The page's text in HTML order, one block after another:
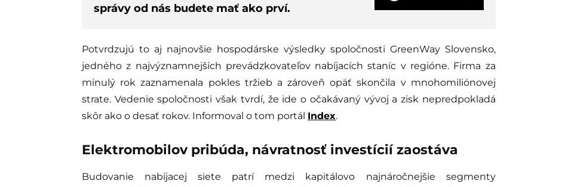
správy od nás budete mať ako prví.
Potvrdzujú to aj najnovšie hospodárske výsledky spoločnosti GreenWay Slovensko,
jedného z najvýznamnejších prevádzkovateľov nabíjacích staníc v regióne. Firma za
minulý rok zaznamenala pokles tržieb a zároveň opäť skončila v mnohomiliónovej
strate. Vedenie spoločnosti však tvrdí, že ide o očakávaný vývoj a zisk nepredpokladá
skôr ako o desať rokov. Informoval o tom portál Index.
Elektromobilov pribúda, návratnosť investícií zaostáva
Budovanie nabíjacej siete patrí medzi kapitálovo najnáročnejšie segmenty